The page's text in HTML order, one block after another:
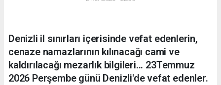
Denizli il sınırları içerisinde vefat edenlerin,
cenaze namazlarının kılınacağı cami ve
kaldırılacağı mezarlık bilgileri... 23Temmuz
2026 Perşembe günü Denizli'de vefat edenler.